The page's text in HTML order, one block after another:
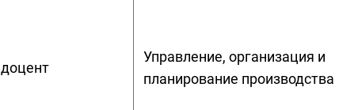
доцент
Управление, организация и
планирование производства